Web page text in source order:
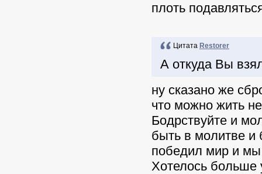
плоть
Цитата Restorer
А откуда Вы
ну сказано же
что можно жить
Бодрствуйте и
быть в молитве и
победил мир и
Хотелось больше